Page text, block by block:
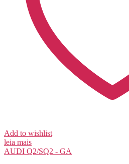
Add to wishlist
leia mais
AUDI Q2/SQ2 - GA